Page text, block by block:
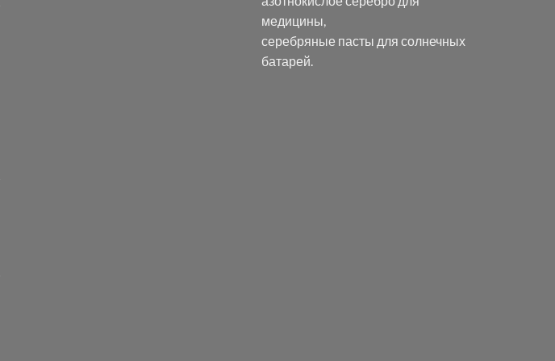
медицины,
серебряные пасты для солнечных
батарей.